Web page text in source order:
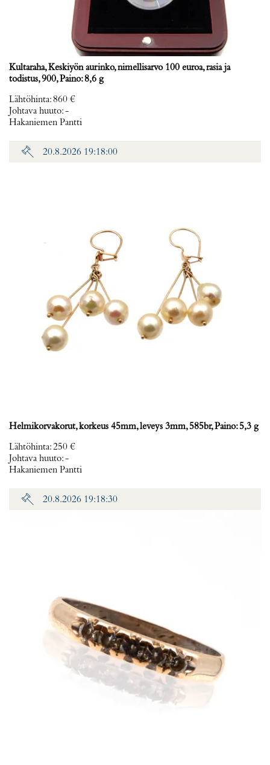
Kultaraha, Keskiyön aurinko, nimellisarvo 100 euroa, rasia ja
todistus, 900, Paino: 8,6 g
Lähtöhinta:860 €
Johtava huuto:-
Hakaniemen Pantti
20.8.2026 19:18:00
Helmikorvakorut, korkeus 45mm, leveys 3mm, 585br, Paino: 5,3 g
Lähtöhinta:250 €
Johtava huuto:-
Hakaniemen Pantti
20.8.2026 19:18:30